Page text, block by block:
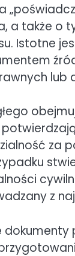
a także
Istotne
lub
za
z